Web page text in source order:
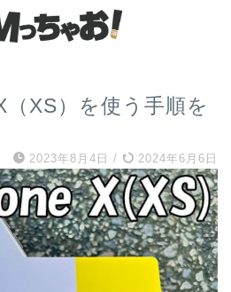
XS）を使う手順を
2023年8月4日 / 2024年6月6日